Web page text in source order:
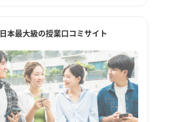
日本最大級の授業口コミサイト